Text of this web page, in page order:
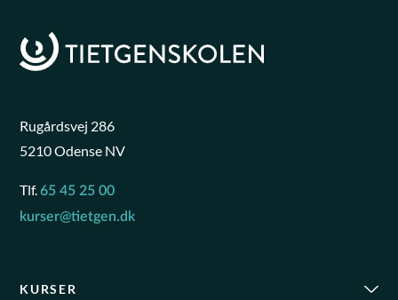
Rugårdsvej 286
5210 Odense NV
Tlf.65 45 25 00
kurser@tietgen.dk
KURSER